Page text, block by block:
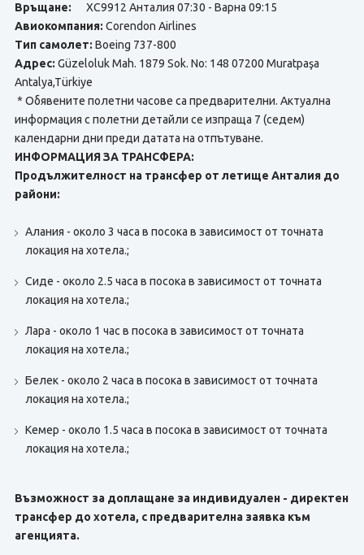
Връщане: XC9912 Анталия 07:30 - Варна 09:15
Авиокомпания: Corendon Airlines
Тип самолет: Boeing 737-800
Адрес: Güzeloluk Mah. 1879 Sok. No: 148 07200 Muratpaşa
Antalya,Türkiye
* Обявените полетни часове са предварителни. Актуална
информация с полетни детайли се изпраща 7 (седем)
календарни дни преди датата на отпътуване.
ИНФОРМАЦИЯ ЗА ТРАНСФЕРА:
Продължителност на трансфер от летище Анталия до
райони:
Алания - около 3 часа в посока в зависимост от точната
локация на хотела.;
Сиде - около 2.5 часа в посока в зависимост от точната
локация на хотела.;
Лара - около 1 час в посока в зависимост от точната
локация на хотела.;
Белек - около 2 часа в посока в зависимост от точната
локация на хотела.;
Кемер - около 1.5 часа в посока в зависимост от точната
локация на хотела.;
Възможност за доплащане за индивидуален - директен
трансфер до хотела, с предварителна заявка към
агенцията.